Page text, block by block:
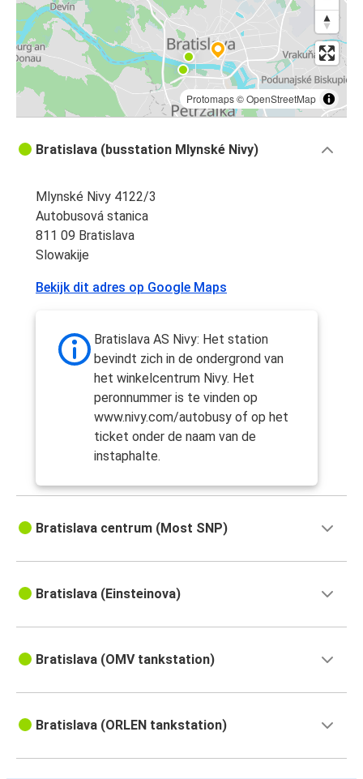
Protomaps©OpenStreetMap
Bratislava (busstation Mlynské Nivy)
Mlynské Nivy 4122/3
Autobusová stanica
811 09 Bratislava
Slowakije
Bekijk dit adres op Google Maps
Bratislava AS Nivy: Het station
bevindt zich in de ondergrond van
het winkelcentrum Nivy. Het
peronnummer is te vinden op
www.nivy.com/autobusy of op het
ticket onder de naam van de
instaphalte.
Bratislava centrum (Most SNP)
Bratislava (Einsteinova)
Bratislava (OMV tankstation)
Bratislava (ORLEN tankstation)